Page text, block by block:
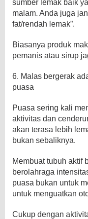
sumber lemak baik
malam. Anda juga
fat/rendah lemak”.
Biasanya produk
pemanis atau sirup
6. Malas bergerak
puasa
Puasa sering kali
aktivitas dan
akan terasa lebih
bukan sebaliknya.
Membuat tubuh aktif
berolahraga
puasa bukan untuk
untuk menguatkan
Cukup dengan